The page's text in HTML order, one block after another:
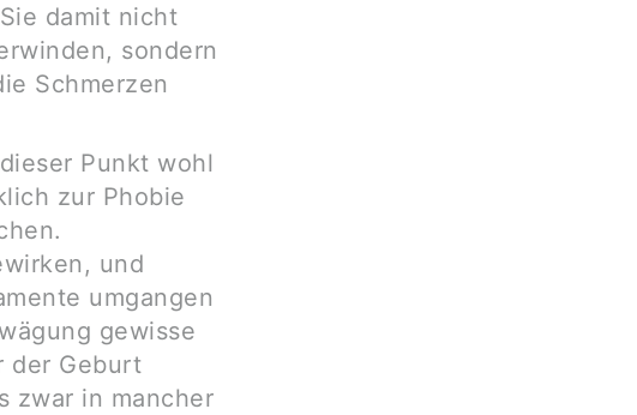
damit nicht
sondern
Schmerzen
Punkt wohl
zur Phobie
und
umgangen
gewisse
der Geburt
zwar in mancher